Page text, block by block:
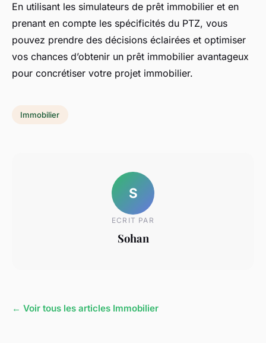
En utilisant les simulateurs de prêt immobilier et en
prenant en compte les spécificités du PTZ, vous
pouvez prendre des décisions éclairées et optimiser
vos chances d’obtenir un prêt immobilier avantageux
pour concrétiser votre projet immobilier.
Immobilier
S
ECRIT PAR
Sohan
← Voir tous les articles Immobilier